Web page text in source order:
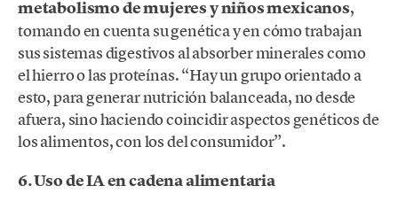
metabolismo de mujeres y niños mexicanos,
tomando en cuenta su genética y en cómo trabajan
sus sistemas digestivos al absorber minerales como
el hierro o las proteínas. “Hay un grupo orientado a
esto, para generar nutrición balanceada, no desde
afuera, sino haciendo coincidir aspectos genéticos de
los alimentos, con los del consumidor”.
6. Uso de IA en cadena alimentaria